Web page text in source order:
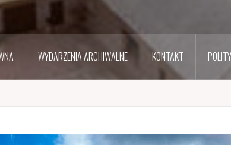
WYDARZENIA ARCHIWALNE KONTAKT